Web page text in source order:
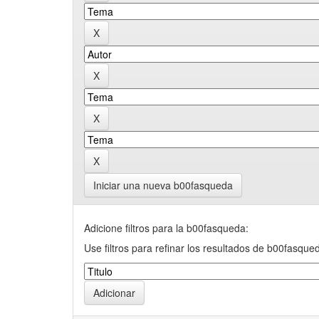
Iniciar una nueva b00fasqueda
Adicione filtros para la b00fasqueda:
Use filtros para refinar los resultados de